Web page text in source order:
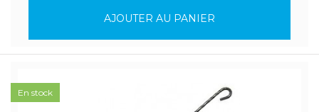
AJOUTER AU PANIER
En stock